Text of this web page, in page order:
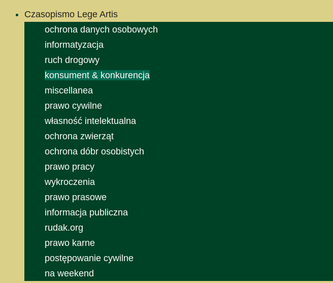
Czasopismo Lege Artis
ochrona danych osobowych
informatyzacja
ruch drogowy
konsument & konkurencja
miscellanea
prawo cywilne
własność intelektualna
ochrona zwierząt
ochrona dóbr osobistych
prawo pracy
wykroczenia
prawo prasowe
informacja publiczna
rudak.org
prawo karne
postępowanie cywilne
na weekend